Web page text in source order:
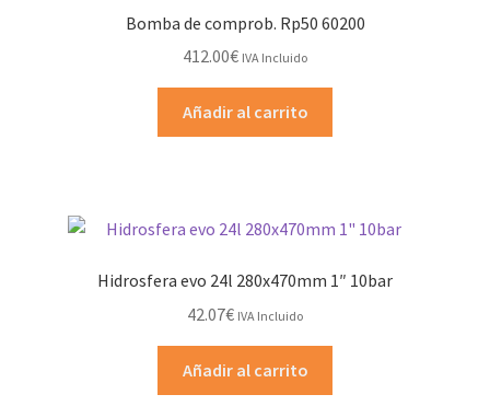
Bomba de comprob. Rp50 60200
412.00€ IVA Incluido
Añadir al carrito
Hidrosfera evo 24l 280x470mm 1″ 10bar
42.07€ IVA Incluido
Añadir al carrito